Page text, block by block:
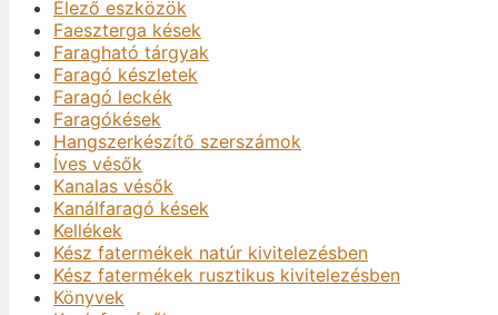
Élező eszközök
Faeszterga kések
Faragható tárgyak
Faragó készletek
Faragó leckék
Faragókések
Hangszerkészítő szerszámok
Íves vésők
Kanalas vésők
Kanálfaragó kések
Kellékek
Kész fatermékek natúr kivitelezésben
Kész fatermékek rusztikus kivitelezésben
Könyvek